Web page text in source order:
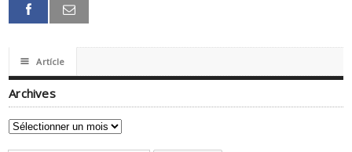
☰ Artícle
Archives
Archives